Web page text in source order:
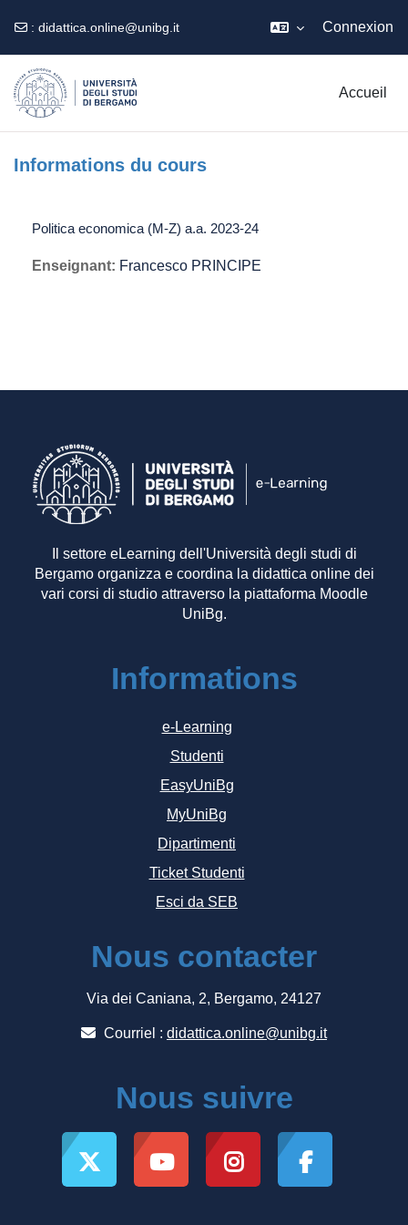
: didattica.online@unibg.it Connexion
Accueil
Informations du cours
Politica economica (M-Z) a.a. 2023-24
Enseignant: Francesco PRINCIPE
Il settore eLearning dell'Università degli studi di
Bergamo organizza e coordina la didattica online dei
vari corsi di studio attraverso la piattaforma Moodle
UniBg.
Informations
e-Learning
Studenti
EasyUniBg
MyUniBg
Dipartimenti
Ticket Studenti
Esci da SEB
Nous contacter
Via dei Caniana, 2, Bergamo, 24127
Courriel : didattica.online@unibg.it
Nous suivre